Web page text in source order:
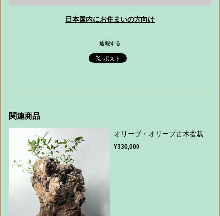
日本国内にお住まいの方向け
通報する
関連商品
オリーブ・オリーブ古木盆栽
¥330,000